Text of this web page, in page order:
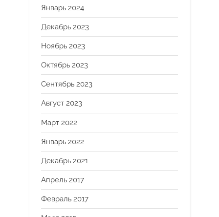
Январь 2024
Декабрь 2023
Ноябрь 2023
Октябрь 2023
Сентябрь 2023
Август 2023
Март 2022
Январь 2022
Декабрь 2021
Апрель 2017
Февраль 2017